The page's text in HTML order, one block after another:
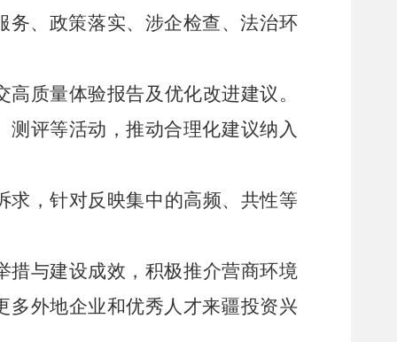
务、政策落实、涉企检查、法治环
高质量体验报告及优化改进建议。
评等活动，推动合理化建议纳入
求 ，针对反映集中的高频、共性等
措与建设成效，积极推介营商环境
多外地企业和优秀人才来疆投资兴